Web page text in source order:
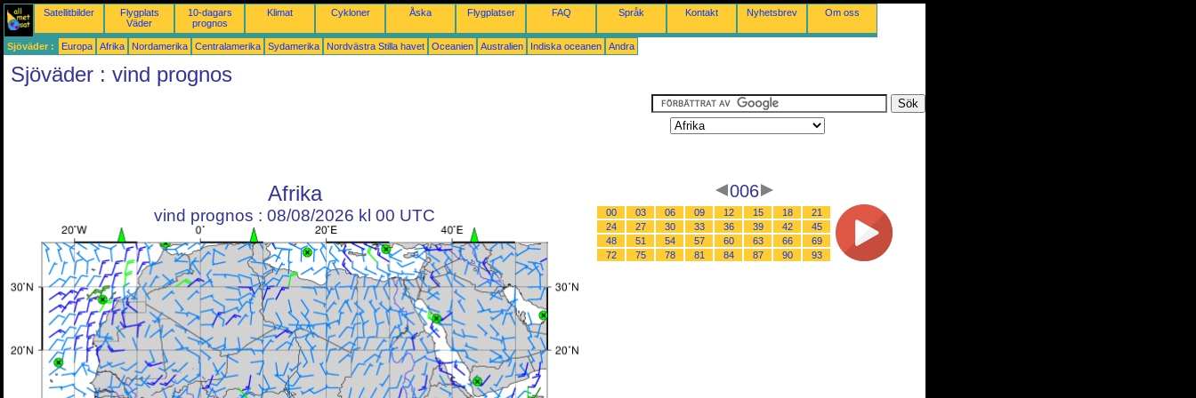
Satellitbilder
Flygplats
Väder
10-dagars
prognos
Klimat Cykloner Åska Flygplatser FAQ Språk Kontakt Nyhetsbrev Om oss
Sjöväder : Europa Afrika Nordamerika Centralamerika Sydamerika Nordvästra Stilla havet Oceanien Australien Indiska oceanen Andra
Sjöväder : vind prognos
Afrika
vind prognos : 08/08/2026 kl 00 UTC
006
00 03 06 09 12 15 18
21
24
27 30 33 36 39 42
45
48
51 54 57 60 63 66
69
72
75 78 81 84 87 90 93